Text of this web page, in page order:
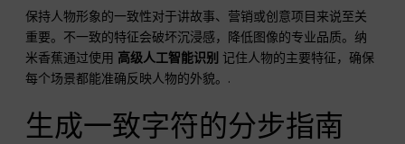
保持人物形象的一致性对于讲故事、营销或创意项目来说至关
重要。不一致的特征会破坏沉浸感，降低图像的专业品质。纳
米香蕉通过使用 高级人工智能识别 记住人物的主要特征，确保
每个场景都能准确反映人物的外貌。.
生成一致字符的分步指南